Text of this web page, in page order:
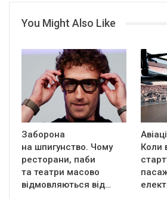
You Might Also Like
Заборона
на шпигунство. Чому
ресторани, паби
та театри масово
відмовляються від…
Коли